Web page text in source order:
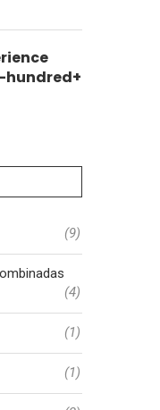
hundred+
(9)
(4)
(1)
(1)